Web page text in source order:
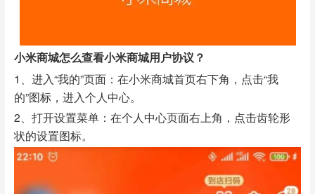
小米商城怎么查看小米商城用户协议？
1、进入“我的”页面：在小米商城首页右下角，点击“我
的”图标，进入个人中心。
2、打开设置菜单：在个人中心页面右上角，点击齿轮形
状的设置图标。